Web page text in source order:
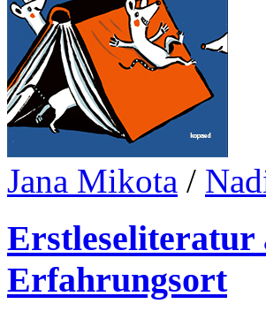
Jana Mikota /
Erstleseliteratur
Erfahrungsort